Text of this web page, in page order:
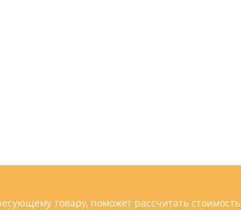
товару, поможет рассчитать стоимость